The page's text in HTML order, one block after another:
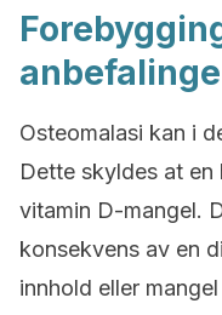
Osteomalasi kan i
Dette skyldes at
vitamin D-mangel.
konsekvens av en
innhold eller